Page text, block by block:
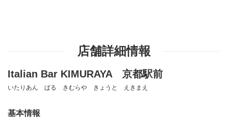
店舗詳細情報
Italian Bar KIMURAYA 京都駅前
いたりあん ばる きむらや きょうと えきまえ
基本情報